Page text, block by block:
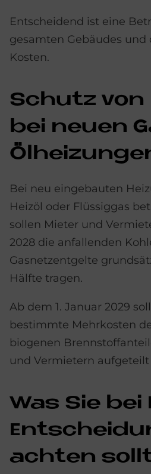
Entscheidend ist eine
gesamten Gebäudes
Kosten.
Schu­tz von
bei neu­en
Bei neu eingebauten
Heizöl oder Flüssiggas
sollen Mieter und
2028 die anfallenden
Gasnetzentgelte
Hälfte tragen.
Ab dem 1. Januar 2029
bestimmte Mehrkosten
biogenen
und Vermietern
Was Sie bei
ach­ten